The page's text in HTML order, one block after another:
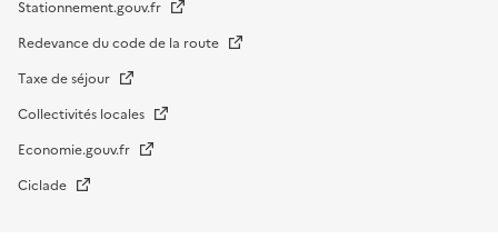
Stationnement.gouv.fr
Redevance du code de la route
Taxe de séjour
Collectivités locales
Economie.gouv.fr
Ciclade